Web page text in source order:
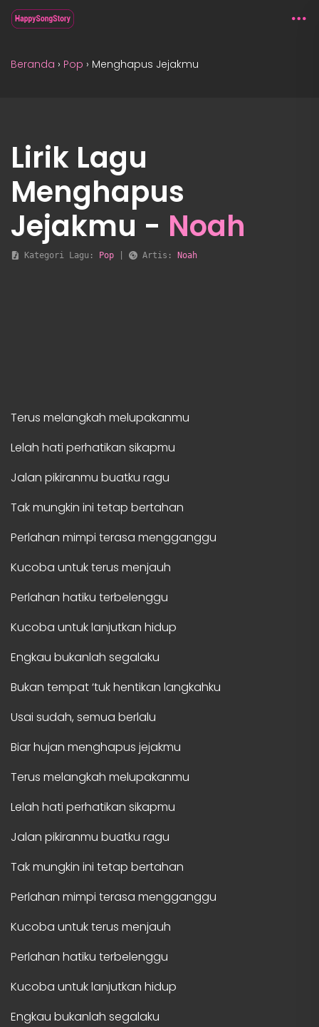
Beranda › Pop › Menghapus Jejakmu
Lirik Lagu
Menghapus
Jejakmu - Noah
Kategori Lagu: Pop Artis: Noah
Terus melangkah melupakanmu
Lelah hati perhatikan sikapmu
Jalan pikiranmu buatku ragu
Tak mungkin ini tetap bertahan
Perlahan mimpi terasa mengganggu
Kucoba untuk terus menjauh
Perlahan hatiku terbelenggu
Kucoba untuk lanjutkan hidup
Engkau bukanlah segalaku
Bukan tempat ‘tuk hentikan langkahku
Usai sudah, semua berlalu
Biar hujan menghapus jejakmu
Terus melangkah melupakanmu
Lelah hati perhatikan sikapmu
Jalan pikiranmu buatku ragu
Tak mungkin ini tetap bertahan
Perlahan mimpi terasa mengganggu
Kucoba untuk terus menjauh
Perlahan hatiku terbelenggu
Kucoba untuk lanjutkan hidup
Engkau bukanlah segalaku